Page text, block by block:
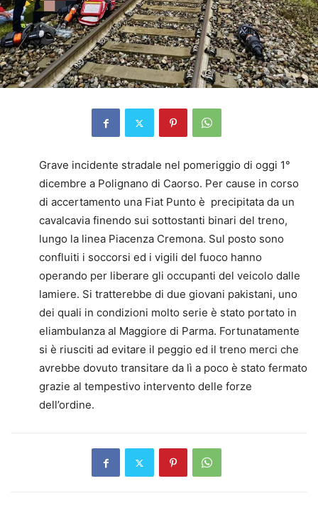
Grave incidente stradale nel pomeriggio di oggi 1°
dicembre a Polignano di Caorso. Per cause in corso
di accertamento una Fiat Punto è precipitata da un
cavalcavia finendo sui sottostanti binari del treno,
lungo la linea Piacenza Cremona. Sul posto sono
confluiti i soccorsi ed i vigili del fuoco hanno
operando per liberare gli occupanti del veicolo dalle
lamiere. Si tratterebbe di due giovani pakistani, uno
dei quali in condizioni molto serie è stato portato in
eliambulanza al Maggiore di Parma. Fortunatamente
si è riusciti ad evitare il peggio ed il treno merci che
avrebbe dovuto transitare da lì a poco è stato fermato
grazie al tempestivo intervento delle forze
dell’ordine.